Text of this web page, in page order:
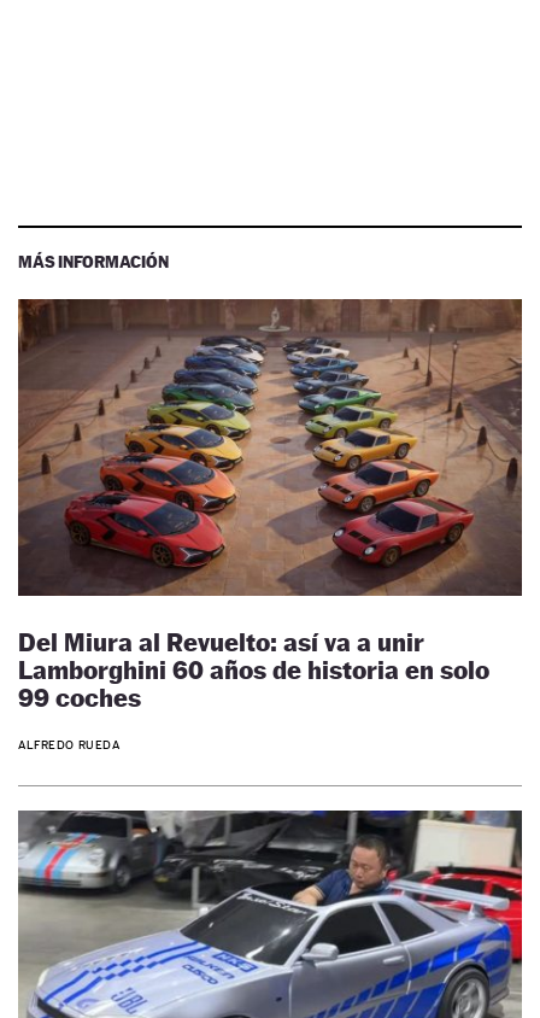
MÁS INFORMACIÓN
Del Miura al Revuelto: así va a unir
Lamborghini 60 años de historia en solo
99 coches
ALFREDO RUEDA